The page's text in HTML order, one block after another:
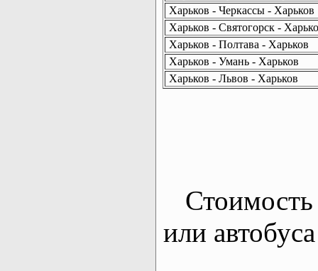
Харьков - Черкассы - Харьков
Харьков - Святогорск -
Харьков - Полтава - Харьков
Харьков - Умань - Харьков
Харьков - Львов - Харьков
Стоимость
или